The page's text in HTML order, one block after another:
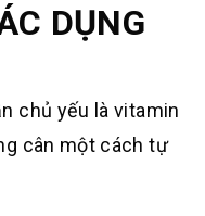
DỤNG
chủ yếu là vitamin
cân một cách tự